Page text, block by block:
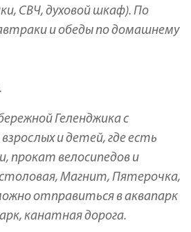
СВЧ, духовой шкаф). По
и обеды по домашнему
Геленджика с
и детей, где есть
прокат велосипедов и
Магнит, Пятерочка,
отправиться в аквапарк
канатная дорога.